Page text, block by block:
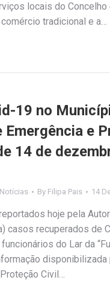
locais do Concelho
tradicional e a…
19 no
Emergência e
14 de
Notícias By Filipa Pais 14
hoje pela
casos recuperados de
do Lar da
disponibilizada
Civil…